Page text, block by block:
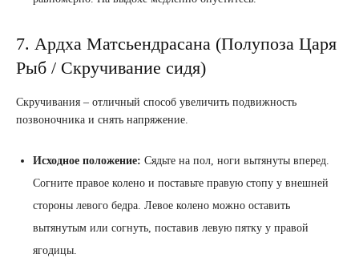
7. Ардха Матсьендрасана (Полупоза Царя
Рыб / Скручивание сидя)
Скручивания – отличный способ увеличить подвижность
позвоночника и снять напряжение.
Исходное положение: Сядьте на пол, ноги вытянуты вперед.
Согните правое колено и поставьте правую стопу у внешней
стороны левого бедра. Левое колено можно оставить
вытянутым или согнуть, поставив левую пятку у правой
ягодицы.